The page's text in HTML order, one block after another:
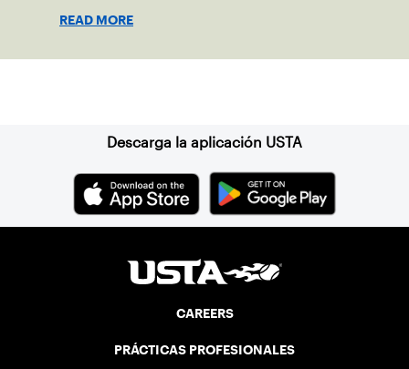
READ MORE
Descarga la aplicación USTA
CAREERS
PRÁCTICAS PROFESIONALES